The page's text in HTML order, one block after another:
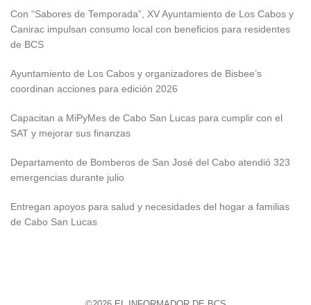
Con “Sabores de Temporada”, XV Ayuntamiento de Los Cabos y
Canirac impulsan consumo local con beneficios para residentes
de BCS
Ayuntamiento de Los Cabos y organizadores de Bisbee’s
coordinan acciones para edición 2026
Capacitan a MiPyMes de Cabo San Lucas para cumplir con el
SAT y mejorar sus finanzas
Departamento de Bomberos de San José del Cabo atendió 323
emergencias durante julio
Entregan apoyos para salud y necesidades del hogar a familias
de Cabo San Lucas